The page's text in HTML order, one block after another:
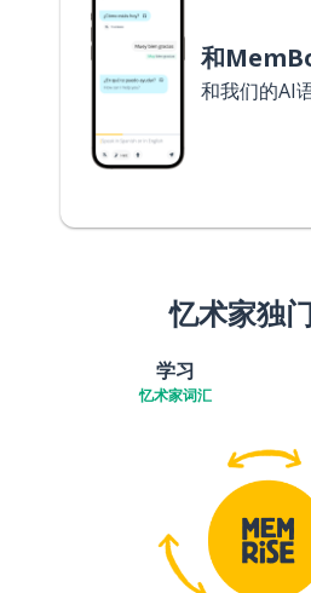
和
和我们的AI
忆术家独
学习
忆术家词汇